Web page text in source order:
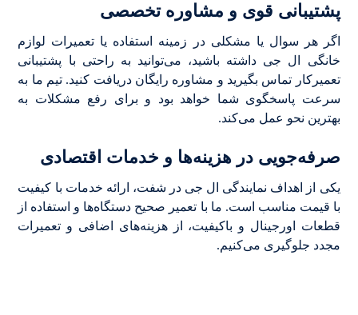
پشتیبانی قوی و مشاوره تخصصی
اگر هر سوال یا مشکلی در زمینه استفاده یا تعمیرات لوازم
خانگی ال جی داشته باشید، می‌توانید به راحتی با پشتیبانی
تعمیرکار تماس بگیرید و مشاوره رایگان دریافت کنید. تیم ما به
سرعت پاسخگوی شما خواهد بود و برای رفع مشکلات به
بهترین نحو عمل می‌کند.
صرفه‌جویی در هزینه‌ها و خدمات اقتصادی
یکی از اهداف نمایندگی ال جی در شفت، ارائه خدمات با کیفیت
با قیمت مناسب است. ما با تعمیر صحیح دستگاه‌ها و استفاده از
قطعات اورجینال و باکیفیت، از هزینه‌های اضافی و تعمیرات
مجدد جلوگیری می‌کنیم.